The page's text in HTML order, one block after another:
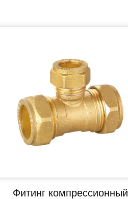
Фитинг компрессионный